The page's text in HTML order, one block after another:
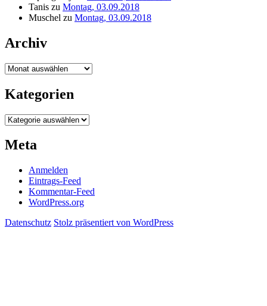
Tanis zu Montag, 03.09.2018
Muschel zu Montag, 03.09.2018
Archiv
Archiv
Kategorien
Kategorien
Meta
Anmelden
Eintrags-Feed
Kommentar-Feed
WordPress.org
Datenschutz Stolz präsentiert von WordPress